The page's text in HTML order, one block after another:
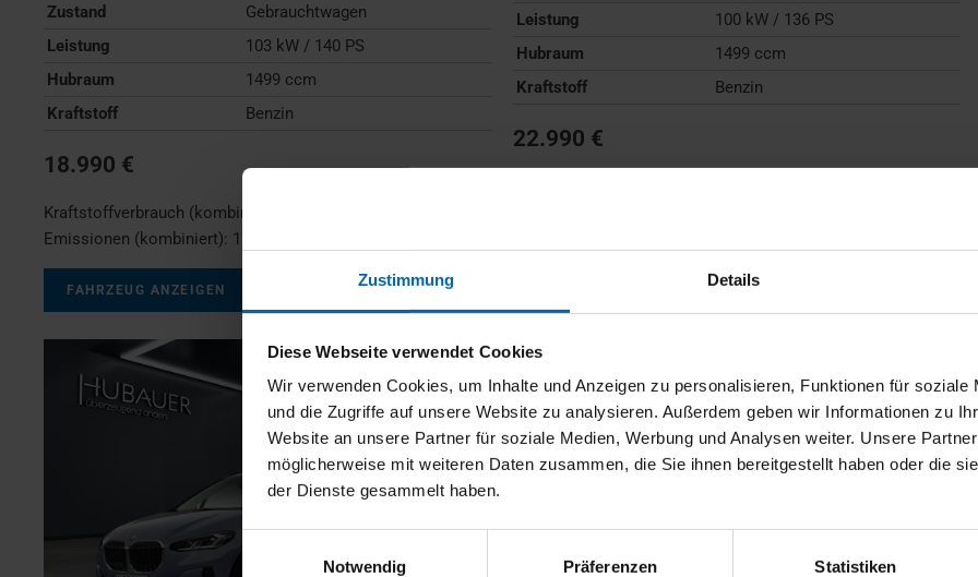
Zustimmung Details
Diese Webseite verwendet Cookies
Wir verwenden Cookies, um Inhalte und Anzeigen zu personalisieren, Funktionen für soziale
und die Zugriffe auf unsere Website zu analysieren. Außerdem geben wir Informationen zu
Website an unsere Partner für soziale Medien, Werbung und Analysen weiter. Unsere
möglicherweise mit weiteren Daten zusammen, die Sie ihnen bereitgestellt haben oder die
der Dienste gesammelt haben.
Notwendig
Präferenzen Statistiken
Zustand
Gebrauchtwagen
Leistung
103 kW / 140 PS
Hubraum
1499 ccm
Kraftstoff
Benzin
18.990 €
Kraftstoffverbrauch (kombiniert):
Emissionen (kombiniert): 159 g/km
FAHRZEUG ANZEIGEN
Leistung
100 kW / 136 PS
Hubraum
1499 ccm
Kraftstoff
Benzin
22.990 €